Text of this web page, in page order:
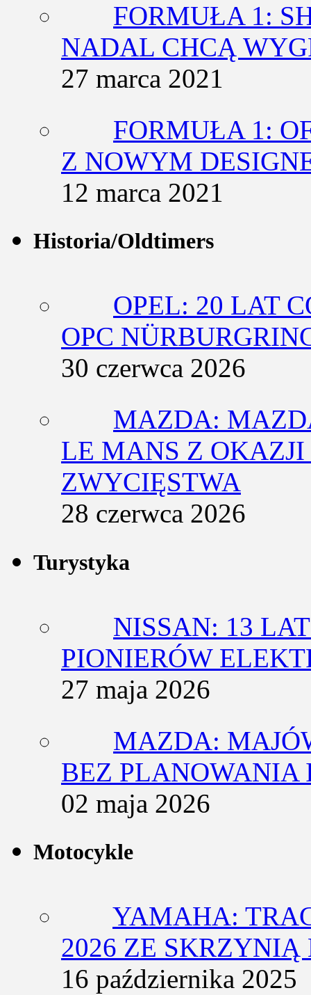
FORMUŁA 1:
NADAL CHCĄ
27 marca 2021
FORMUŁA 1:
Z NOWYM
12 marca 2021
Historia/Oldtimers
OPEL: 20 LAT
OPC
30 czerwca 2026
MAZDA:
LE MANS Z
ZWYCIĘSTWA
28 czerwca 2026
Turystyka
NISSAN: 13
PIONIERÓW
27 maja 2026
MAZDA:
BEZ PLANOWANIA
02 maja 2026
Motocykle
YAMAHA:
2026 ZE
16 października 2025